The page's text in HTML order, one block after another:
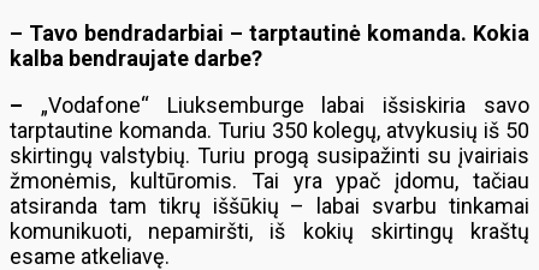
– Tavo bendradarbiai – tarptautinė komanda. Kokia
kalba bendraujate darbe?
– „Vodafone“ Liuksemburge labai išsiskiria savo
tarptautine komanda. Turiu 350 kolegų, atvykusių iš 50
skirtingų valstybių. Turiu progą susipažinti su įvairiais
žmonėmis, kultūromis. Tai yra ypač įdomu, tačiau
atsiranda tam tikrų iššūkių – labai svarbu tinkamai
komunikuoti, nepamiršti, iš kokių skirtingų kraštų
esame atkeliavę.